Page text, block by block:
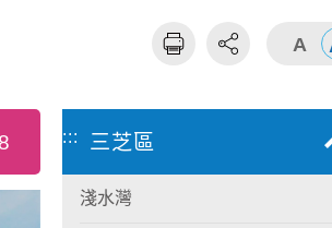
::: 三芝區
淺水灣